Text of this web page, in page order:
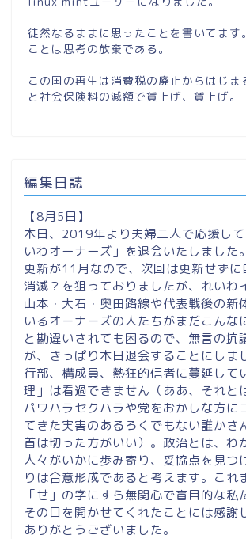
徒然なるままに思ったことを書いてます
ことは思考の放棄である。
この国の再生は消費税の廃止からはじま
と社会保険料の減額で賃上げ、賃上げ。
編集日誌
【8月5日】
本日、2019年より夫婦二人で応援し
いわオーナーズ」を退会いたしました
更新が11月なので、次回は更新せずに
消滅？を狙っておりましたが、れいわ
山本・大石・奥田路線や代表戦後の新
いるオーナーズの人たちがまだこんな
と勘違いされても困るので、無言の抗
が、きっぱり本日退会することにしま
行部、構成員、熱狂的信者に蔓延して
理」は看過できません（ああ、それと
パワハラセクハラや党をおかしな方に
てきた実害のあるろくでもない誰かさ
首は切った方がいい）。政治とは、わ
人々がいかに歩み寄り、妥協点を見つ
りは合意形成であると考えます。これ
「せ」の字にすら無関心で盲目的な私
その目を開かせてくれたことには感謝
ありがとうございました。